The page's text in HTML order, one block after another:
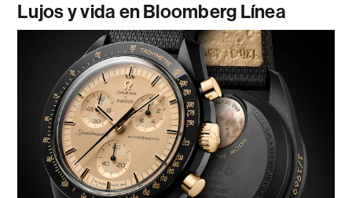
Lujos y vida en Bloomberg Línea